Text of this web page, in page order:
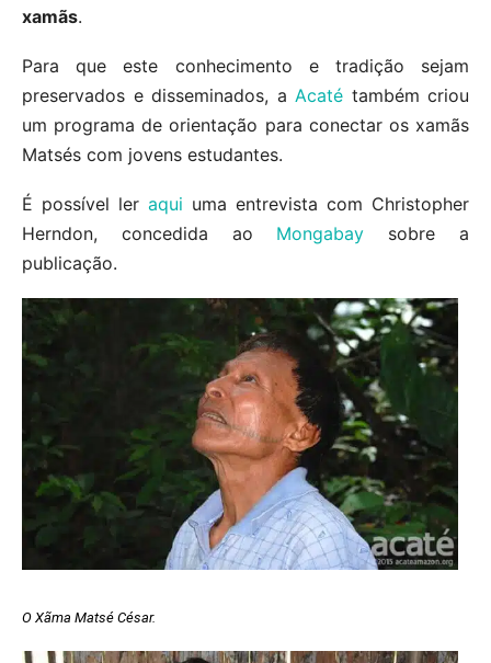
xamãs.
Para que este conhecimento e tradição sejam
preservados e disseminados, a Acaté também criou
um programa de orientação para conectar os xamãs
Matsés com jovens estudantes.
É possível ler aqui uma entrevista com Christopher
Herndon, concedida ao Mongabay sobre a
publicação.
O Xãma Matsé César.